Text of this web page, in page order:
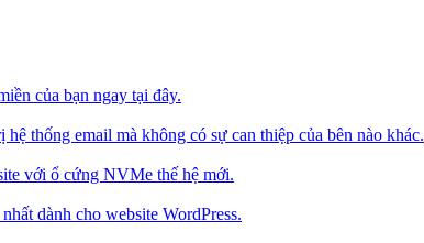
của bạn ngay tại đây.
hệ thống email mà không có sự can thiệp của bên nào khác.
với ổ cứng NVMe thế hệ mới.
dành cho website WordPress.